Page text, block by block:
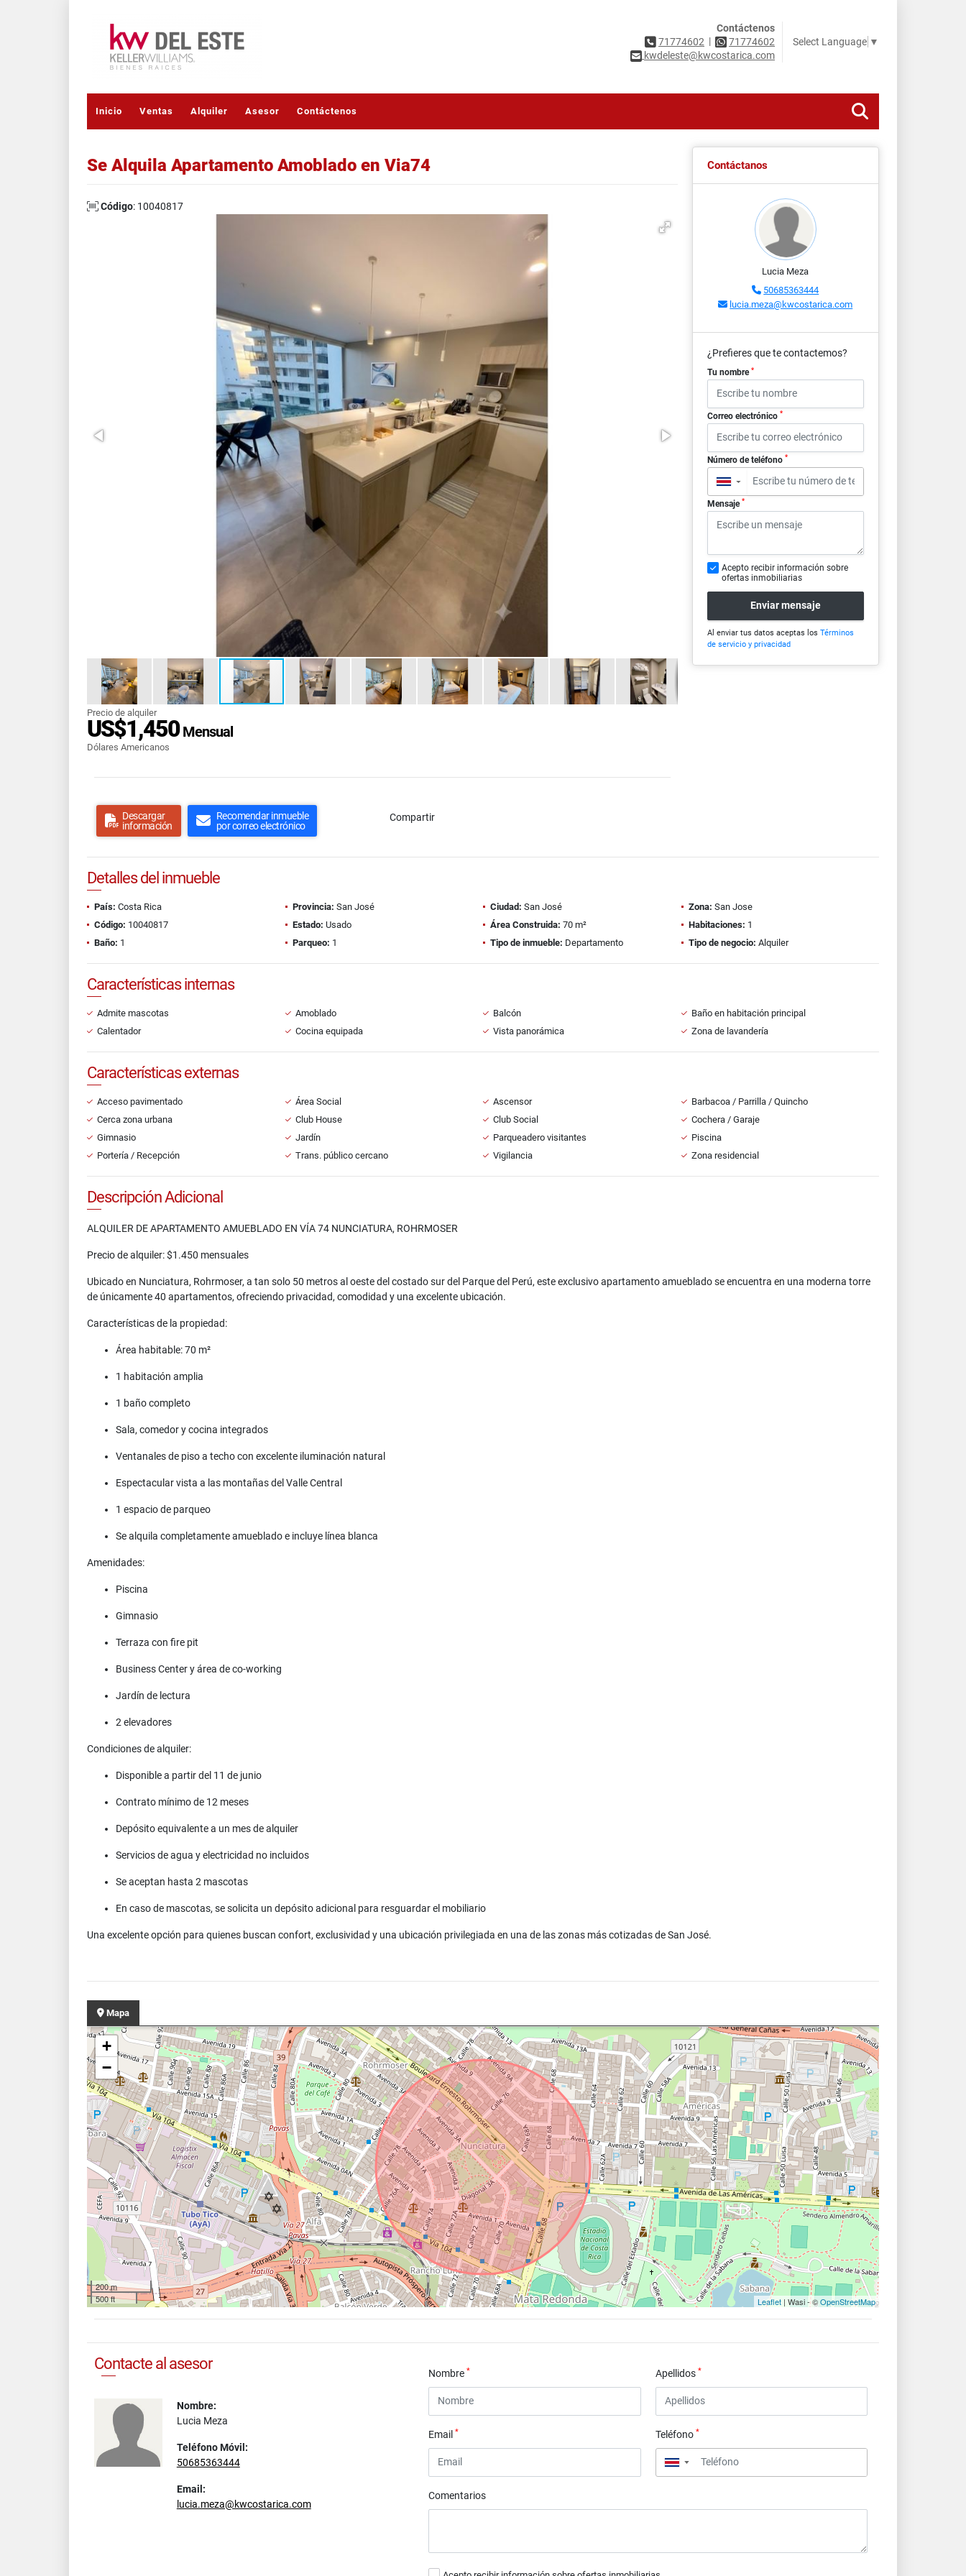
Contáctenos
71774602 |
71774602
kwdeleste@kwcostarica.com
Select Language ▼
Inicio Ventas Alquiler Asesor Contáctenos
Se Alquila Apartamento Amoblado en Via74
Código: 10040817
Precio de alquiler
US$1,450Mensual
Dólares Americanos
Descargar
información
Recomendar inmueble
por correo electrónico
Compartir
Contáctanos
Lucia Meza
50685363444
lucia.meza@kwcostarica.com
¿Prefieres que te contactemos?
Tu nombre *
Correo electrónico *
Número de teléfono *
▼
Mensaje *
Acepto recibir información sobre
ofertas inmobiliarias
Enviar mensaje
Al enviar tus datos aceptas los Términos
de servicio y privacidad
Detalles del inmueble
País: Costa Rica Provincia: San José Ciudad: San José Zona: San Jose
Código: 10040817 Estado: Usado Área Construida: 70 m² Habitaciones: 1
Baño: 1 Parqueo: 1 Tipo de inmueble: Departamento Tipo de negocio: Alquiler
Características internas
Admite mascotas Amoblado Balcón
Baño en habitación principal
Calentador
Cocina equipada Vista panorámica Zona de lavandería
Características externas
Acceso pavimentado Área Social Ascensor
Barbacoa / Parrilla / Quincho
Cerca zona urbana
Club House Club Social
Cochera / Garaje
Gimnasio
Jardín Parqueadero visitantes
Piscina
Portería / Recepción
Trans. público cercano Vigilancia Zona residencial
Descripción Adicional
ALQUILER DE APARTAMENTO AMUEBLADO EN VÍA 74 NUNCIATURA, ROHRMOSER
Precio de alquiler: $1.450 mensuales
Ubicado en Nunciatura, Rohrmoser, a tan solo 50 metros al oeste del costado sur del Parque del Perú, este exclusivo apartamento amueblado se encuentra en una moderna torre
de únicamente 40 apartamentos, ofreciendo privacidad, comodidad y una excelente ubicación.
Características de la propiedad:
Área habitable: 70 m²
1 habitación amplia
1 baño completo
Sala, comedor y cocina integrados
Ventanales de piso a techo con excelente iluminación natural
Espectacular vista a las montañas del Valle Central
1 espacio de parqueo
Se alquila completamente amueblado e incluye línea blanca
Amenidades:
Piscina
Gimnasio
Terraza con fire pit
Business Center y área de co-working
Jardín de lectura
2 elevadores
Condiciones de alquiler:
Disponible a partir del 11 de junio
Contrato mínimo de 12 meses
Depósito equivalente a un mes de alquiler
Servicios de agua y electricidad no incluidos
Se aceptan hasta 2 mascotas
En caso de mascotas, se solicita un depósito adicional para resguardar el mobiliario
Una excelente opción para quienes buscan confort, exclusividad y una ubicación privilegiada en una de las zonas más cotizadas de San José.
Mapa
+
−
200 m
500 ft
Leaflet | Wasi - ©OpenStreetMap
Contacte al asesor
Nombre:
Lucia Meza
Teléfono Móvil:
50685363444
Email:
lucia.meza@kwcostarica.com
Nombre* Apellidos *
Email* Teléfono *
▼
Comentarios